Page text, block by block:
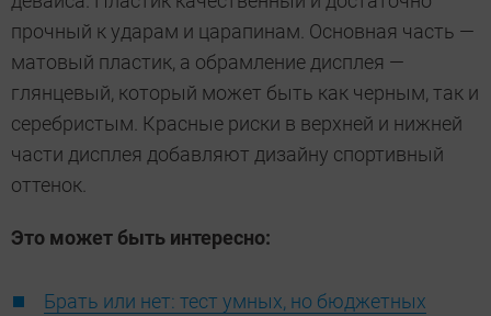
прочный к ударам и царапинам. Основная часть —
матовый пластик, а обрамление дисплея —
глянцевый, который может быть как черным, так и
серебристым. Красные риски в верхней и нижней
части дисплея добавляют дизайну спортивный
оттенок.
Это может быть интересно:
Брать или нет: тест умных, но бюджетных